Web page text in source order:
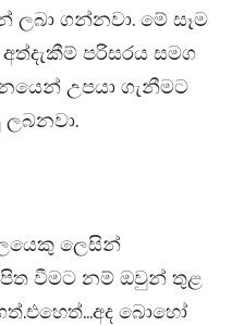
ලබා ගන්නවා. මේ සෑම
පරිසරය සමග
උපයා ගැනීමට
ලෙසින්
වීමට නම් ඔවුන් තුළ
බොහෝ